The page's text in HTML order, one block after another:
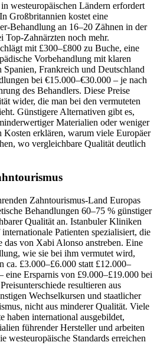
westeuropäischen Ländern erfordert
Großbritannien kostet eine
Behandlung an 16–20 Zähnen in der
Top-Zahnärzten noch mehr.
mit £300–£800 zu Buche, eine
Vorbehandlung mit klaren
Frankreich und Deutschland
bei €15.000–€30.000 – je nach
des Behandlers. Diese Preise
wider, die man bei den vermuteten
Günstigere Alternativen gibt es,
Materialien oder weniger
Kosten erklären, warum viele Europäer
wo vergleichbare Qualität deutlich
Zahntourismus-Land Europas
Behandlungen 60–75 % günstiger
Qualität an. Istanbuler Kliniken
Patienten spezialisiert, die
von Xabi Alonso anstreben. Eine
wie sie bei ihm vermutet wird,
ca. £3.000–£6.000 statt £12.000–
eine Ersparnis von £9.000–£19.000 bei
resultieren aus
Wechselkursen und staatlicher
nicht aus minderer Qualität. Viele
haben international ausgebildet,
führender Hersteller und arbeiten
westeuropäische Standards erreichen